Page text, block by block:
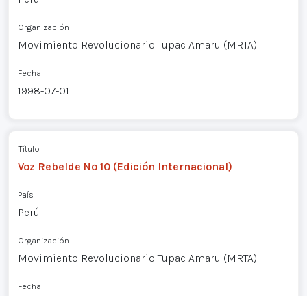
Organización
Movimiento Revolucionario Tupac Amaru (MRTA)
Fecha
1998-07-01
Título
Voz Rebelde Nº 10 (Edición Internacional)
País
Perú
Organización
Movimiento Revolucionario Tupac Amaru (MRTA)
Fecha